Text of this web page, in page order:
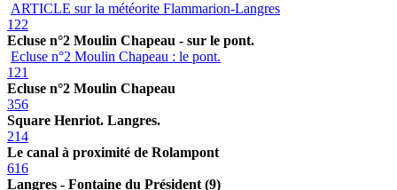
ARTICLE sur la météorite Flammarion-Langres
122
Ecluse n°2 Moulin Chapeau - sur le pont.
Ecluse n°2 Moulin Chapeau : le pont.
121
Ecluse n°2 Moulin Chapeau
356
Square Henriot. Langres.
214
Le canal à proximité de Rolampont
616
Langres - Fontaine du Président (9)